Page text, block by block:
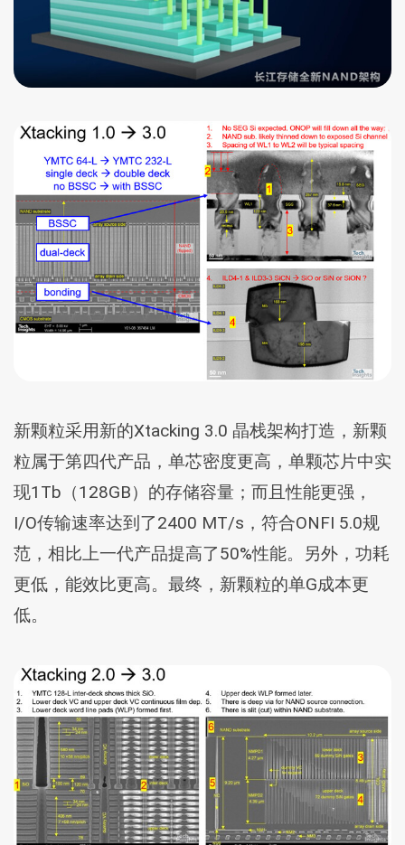
新颗粒采用新的Xtacking 3.0 晶栈架构打造，新颗
粒属于第四代产品，单芯密度更高，单颗芯片中实
现1Tb（128GB）的存储容量；而且性能更强，
I/O传输速率达到了2400 MT/s，符合ONFI 5.0规
范，相比上一代产品提高了50%性能。另外，功耗
更低，能效比更高。最终，新颗粒的单G成本更
低。